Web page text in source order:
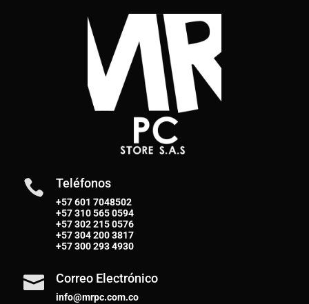
 Teléfonos
+57 601 7048502
+57310 565 0594
+57302 215 0576
+57304 200 3817
+57300 293 4930
 Correo Electrónico
info@mrpc.com.co